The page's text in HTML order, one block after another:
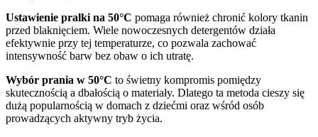
Ustawienie pralki na 50°C pomaga również chronić kolory tkanin
przed blaknięciem. Wiele nowoczesnych detergentów działa
efektywnie przy tej temperaturze, co pozwala zachować
intensywność barw bez obaw o ich utratę.
Wybór prania w 50°C to świetny kompromis pomiędzy
skutecznością a dbałością o materiały. Dlatego ta metoda cieszy się
dużą popularnością w domach z dziećmi oraz wśród osób
prowadzących aktywny tryb życia.